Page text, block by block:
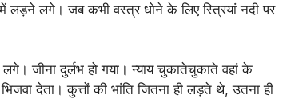
लगे। जब कभी वस्त्र धोने के लिए स्त्रियां नदी पर
जीना दुर्लभ हो गया। न्याय चुकातेचुकाते वहां के
देता। कुत्तों की भांति जितना ही लड़ते थे, उतना ही